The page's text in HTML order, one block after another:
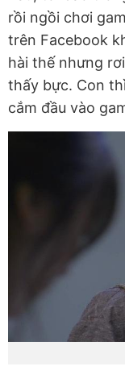
rồi ngồi chơi
trên Facebook
hài thế nhưng
thấy bực. Con
cắm đầu vào